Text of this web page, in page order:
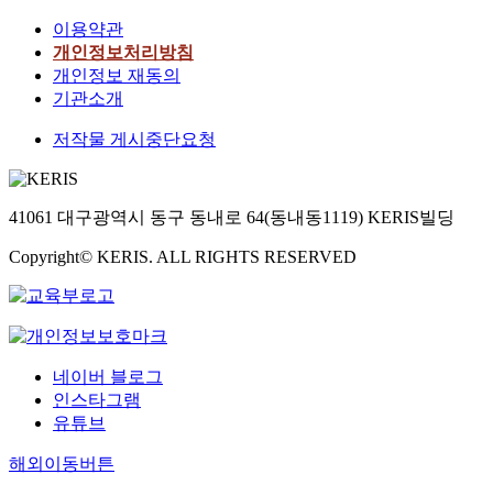
이용약관
개인정보처리방침
개인정보 재동의
기관소개
저작물 게시중단요청
41061 대구광역시 동구 동내로 64(동내동1119) KERIS빌딩
Copyright© KERIS. ALL RIGHTS RESERVED
네이버 블로그
인스타그램
유튜브
해외이동버튼